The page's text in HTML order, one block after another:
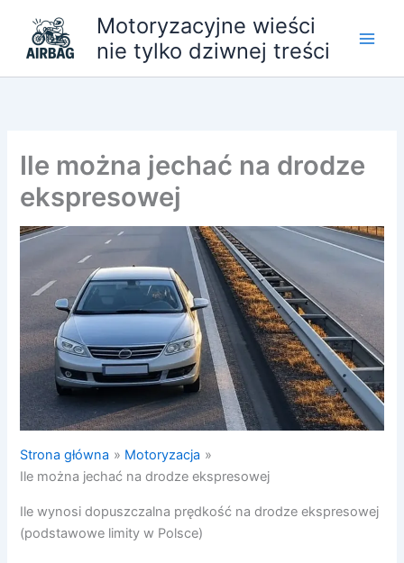
treści
Motoryzacyjne wieści
nie tylko dziwnej treści
Ile można jechać na drodze
ekspresowej
Strona główna
Motoryzacja
Ile można jechać na drodze ekspresowej
Ile wynosi dopuszczalna prędkość na drodze ekspresowej
(podstawowe limity w Polsce)